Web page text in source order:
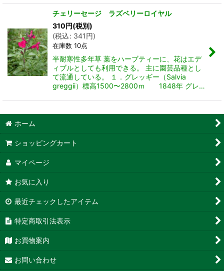
チェリーセージ ラズベリーロイヤル
310円(税別)
(税込: 341円)
在庫数 10点
半耐寒性多年草 葉をハーブティーに、花はエデ
ィブルとしても利用できる。 主に園芸品種とし
て流通している。 １．グレッギー（Salvia
greggii）標高1500〜2800ｍ 1848年 グレ…
ホーム
ショッピングカート
マイページ
お気に入り
最近チェックしたアイテム
特定商取引法表示
お買物案内
お問い合わせ